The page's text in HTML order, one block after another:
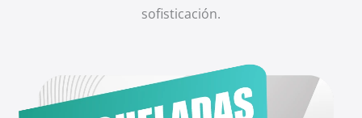
sofisticación.